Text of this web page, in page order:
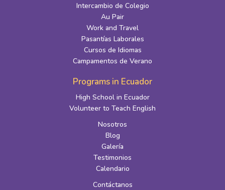
Intercambio de Colegio
Au Pair
Work and Travel
Pasantías Laborales
Cursos de Idiomas
Campamentos de Verano
Programs in Ecuador
High School in Ecuador
Volunteer to Teach English
Nosotros
Blog
Galería
Testimonios
Calendario
Contáctanos